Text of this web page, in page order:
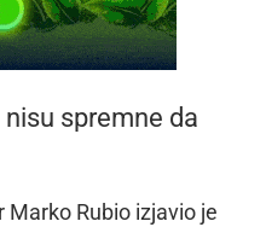
nisu spremne da
Rubio izjavio je